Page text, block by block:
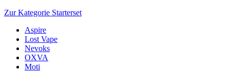
Zur Kategorie Starterset
Aspire
Lost Vape
Nevoks
OXVA
Moti